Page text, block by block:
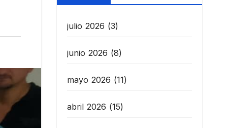
julio 2026 (3)
junio 2026 (8)
mayo 2026 (11)
abril 2026 (15)